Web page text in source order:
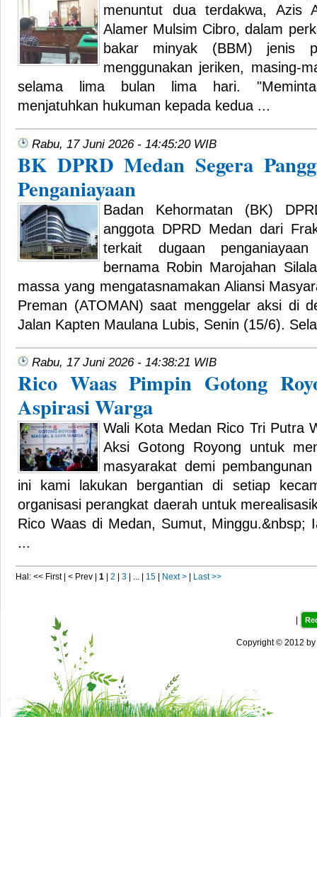
menuntut dua terdakwa, Azis
Alamer Mulsim Cibro, dalam
bakar minyak (BBM) jenis
menggunakan jeriken, masing-
selama lima bulan lima hari.
menjatuhkan hukuman kepada kedua ...
Rabu, 17 Juni 2026 - 14:45:20 WIB
BK DPRD Medan Segera
Penganiayaan
Badan Kehormatan (BK)
anggota DPRD Medan dari
terkait dugaan
bernama Robin Marojahan
massa yang mengatasnamakan Aliansi
Preman (ATOMAN) saat menggelar aksi di
Jalan Kapten Maulana Lubis, Senin (15/6).
Rabu, 17 Juni 2026 - 14:38:21 WIB
Rico Waas Pimpin Gotong
Aspirasi Warga
Wali Kota Medan Rico Tri Putra
Aksi Gotong Royong untuk
masyarakat demi
ini kami lakukan bergantian di setiap
organisasi perangkat daerah untuk
Rico Waas di Medan, Sumut, Minggu.&nbsp;
...
Hal: << First | < Prev | 1 2 3 15 Next > Last >>
Copyright © 2012 by